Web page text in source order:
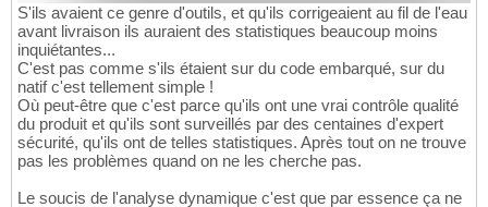
S'ils avaient ce genre d'outils, et qu'ils corrigeaient au fil de l'eau
avant livraison ils auraient des statistiques beaucoup moins
inquiétantes...
C'est pas comme s'ils étaient sur du code embarqué, sur du
natif c'est tellement simple !
Où peut-être que c'est parce qu'ils ont une vrai contrôle qualité
du produit et qu'ils sont surveillés par des centaines d'expert
sécurité, qu'ils ont de telles statistiques. Après tout on ne trouve
pas les problèmes quand on ne les cherche pas.
Le soucis de l'analyse dynamique c'est que par essence ça ne